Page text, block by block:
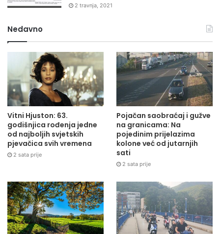
2 travnja, 2021
Nedavno
Vitni Hjuston: 63.
godišnjica rođenja jedne
od najboljih svjetskih
pjevačica svih vremena
2 sata prije
Pojačan saobraćaj i gužve
na granicama: Na
pojedinim prijelazima
kolone već od jutarnjih
sati
2 sata prije